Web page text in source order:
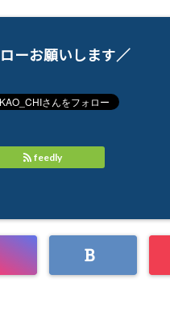
ーお願いします／
feedly